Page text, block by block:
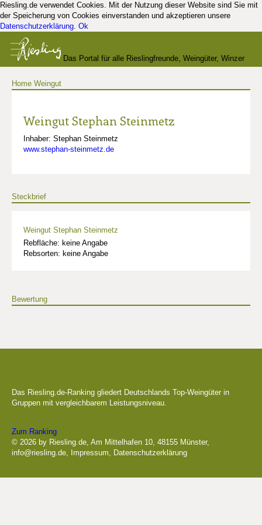
Riesling.de verwendet Cookies. Mit der Nutzung dieser Website sind Sie mit
der Speicherung von Cookies einverstanden und akzeptieren unsere
Datenschutzerklärung. Ok
Das Portal für alle Rieslingfreunde, Weingüter, Winzer
Home Weingut
Weingut Stephan Steinmetz
Inhaber: Stephan Steinmetz
www.stephan-steinmetz.de
Steckbrief
Weingut Stephan Steinmetz
Rebfläche: keine Angabe
Rebsorten: keine Angabe
Bewertung
Das Riesling.de-Ranking gliedert Deutschlands Top-Weingüter in
Gruppen mit vergleichbarem Leistungsniveau.
Zum Ranking
© 2026 by Riesling.de, Am Mittelhafen 10, 48155 Münster,
info@riesling.de, Impressum, Datenschutzerklärung